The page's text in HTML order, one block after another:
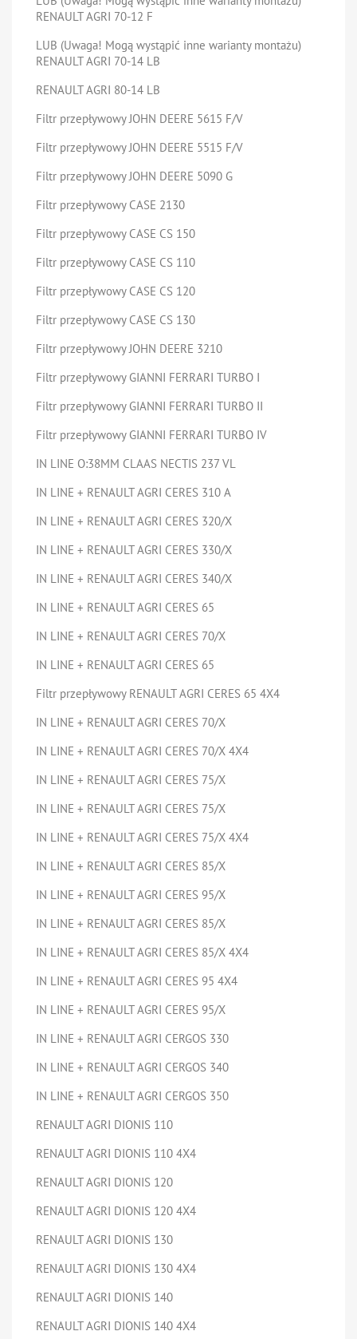
RENAULT AGRI 70-12 F
LUB (Uwaga! Mogą wystąpić inne warianty montażu)
RENAULT AGRI 70-14 LB
RENAULT AGRI 80-14 LB
Filtr przepływowy JOHN DEERE 5615 F/V
Filtr przepływowy JOHN DEERE 5515 F/V
Filtr przepływowy JOHN DEERE 5090 G
Filtr przepływowy CASE 2130
Filtr przepływowy CASE CS 150
Filtr przepływowy CASE CS 110
Filtr przepływowy CASE CS 120
Filtr przepływowy CASE CS 130
Filtr przepływowy JOHN DEERE 3210
Filtr przepływowy GIANNI FERRARI TURBO I
Filtr przepływowy GIANNI FERRARI TURBO II
Filtr przepływowy GIANNI FERRARI TURBO IV
IN LINE O:38MM CLAAS NECTIS 237 VL
IN LINE + RENAULT AGRI CERES 310 A
IN LINE + RENAULT AGRI CERES 320/X
IN LINE + RENAULT AGRI CERES 330/X
IN LINE + RENAULT AGRI CERES 340/X
IN LINE + RENAULT AGRI CERES 65
IN LINE + RENAULT AGRI CERES 70/X
IN LINE + RENAULT AGRI CERES 65
Filtr przepływowy RENAULT AGRI CERES 65 4X4
IN LINE + RENAULT AGRI CERES 70/X
IN LINE + RENAULT AGRI CERES 70/X 4X4
IN LINE + RENAULT AGRI CERES 75/X
IN LINE + RENAULT AGRI CERES 75/X
IN LINE + RENAULT AGRI CERES 75/X 4X4
IN LINE + RENAULT AGRI CERES 85/X
IN LINE + RENAULT AGRI CERES 95/X
IN LINE + RENAULT AGRI CERES 85/X
IN LINE + RENAULT AGRI CERES 85/X 4X4
IN LINE + RENAULT AGRI CERES 95 4X4
IN LINE + RENAULT AGRI CERES 95/X
IN LINE + RENAULT AGRI CERGOS 330
IN LINE + RENAULT AGRI CERGOS 340
IN LINE + RENAULT AGRI CERGOS 350
RENAULT AGRI DIONIS 110
RENAULT AGRI DIONIS 110 4X4
RENAULT AGRI DIONIS 120
RENAULT AGRI DIONIS 120 4X4
RENAULT AGRI DIONIS 130
RENAULT AGRI DIONIS 130 4X4
RENAULT AGRI DIONIS 140
RENAULT AGRI DIONIS 140 4X4